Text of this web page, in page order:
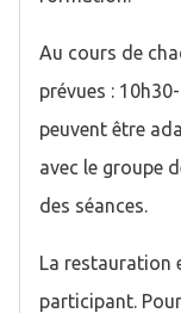
Au cours de
prévues :
peuvent être
avec le groupe
des séances.
La restauration
participant.